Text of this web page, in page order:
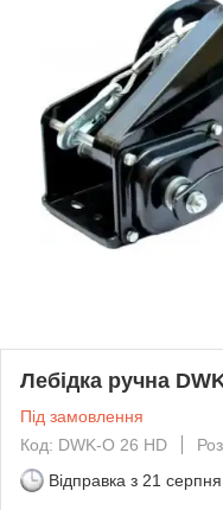
Лебідка ручна
Під замовлення
Код: DWK-O 26 HD
Відправка з 21